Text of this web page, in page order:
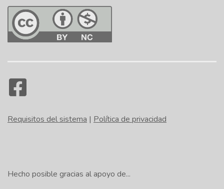
Requisitos del sistema | Política de privacidad
Hecho posible gracias al apoyo de...